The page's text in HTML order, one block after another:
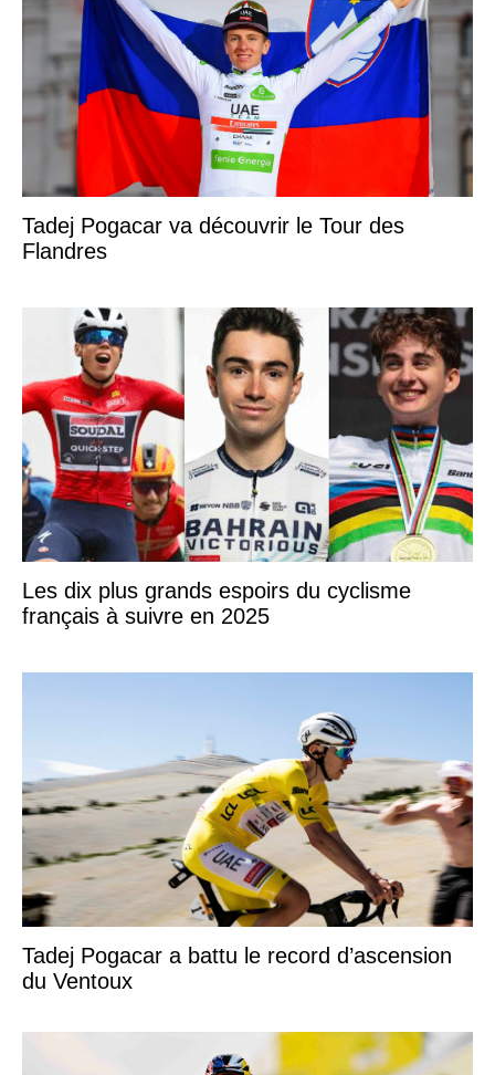
Tadej Pogacar va découvrir le Tour des
Flandres
Les dix plus grands espoirs du cyclisme
français à suivre en 2025
Tadej Pogacar a battu le record d’ascension
du Ventoux